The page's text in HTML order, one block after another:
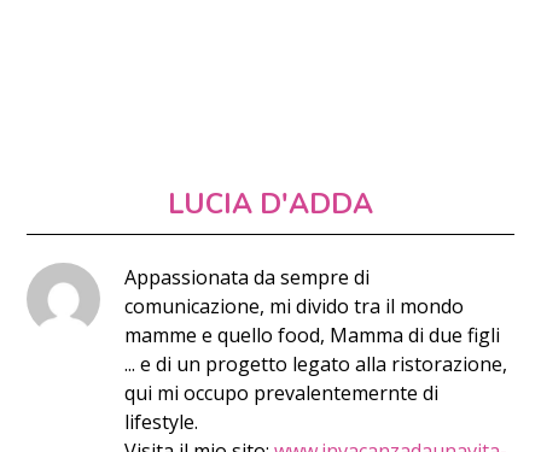
LUCIA D'ADDA
Appassionata da sempre di
comunicazione, mi divido tra il mondo
mamme e quello food, Mamma di due figli
... e di un progetto legato alla ristorazione,
qui mi occupo prevalentemernte di
lifestyle.